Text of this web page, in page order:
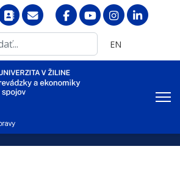
...
Vyberte váš jazyk
EN